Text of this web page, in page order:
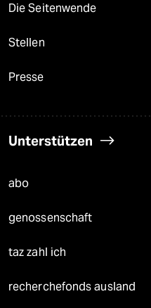
Die Seitenwende
Stellen
Presse
Unterstützen
abo
genossenschaft
taz zahl ich
recherchefonds ausland